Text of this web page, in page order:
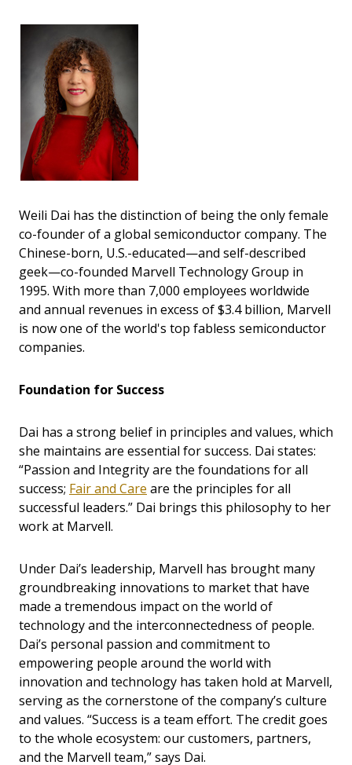
Weili Dai has the distinction of being the only female
co-founder of a global semiconductor company. The
Chinese-born, U.S.-educated—and self-described
geek—co-founded Marvell Technology Group in
1995. With more than 7,000 employees worldwide
and annual revenues in excess of $3.4 billion, Marvell
is now one of the world's top fabless semiconductor
companies.
Foundation for Success
Dai has a strong belief in principles and values, which
she maintains are essential for success. Dai states:
“Passion and Integrity are the foundations for all
success; Fair and Care are the principles for all
successful leaders.” Dai brings this philosophy to her
work at Marvell.
Under Dai’s leadership, Marvell has brought many
groundbreaking innovations to market that have
made a tremendous impact on the world of
technology and the interconnectedness of people.
Dai’s personal passion and commitment to
empowering people around the world with
innovation and technology has taken hold at Marvell,
serving as the cornerstone of the company’s culture
and values. “Success is a team effort. The credit goes
to the whole ecosystem: our customers, partners,
and the Marvell team,” says Dai.